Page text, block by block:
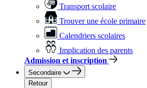
Transport scolaire
Trouver une école primaire
Calendriers scolaires
Implication des parents
Admission et inscription
Secondaire
Retour